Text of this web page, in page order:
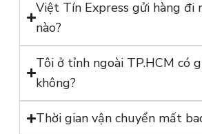
Việt Tín Express gửi hàng đi
nào?
Tôi ở tỉnh ngoài TP.HCM có
không?
Thời gian vận chuyển mất